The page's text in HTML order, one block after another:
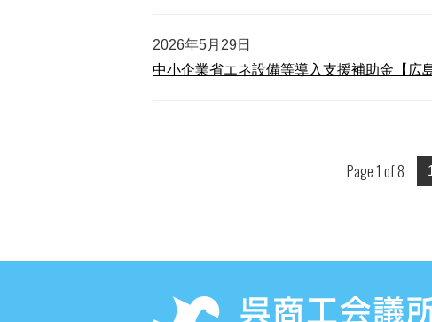
2026年5月29日
中小企業省エネ設備等導入支援補助金【広
Page 1 of 8